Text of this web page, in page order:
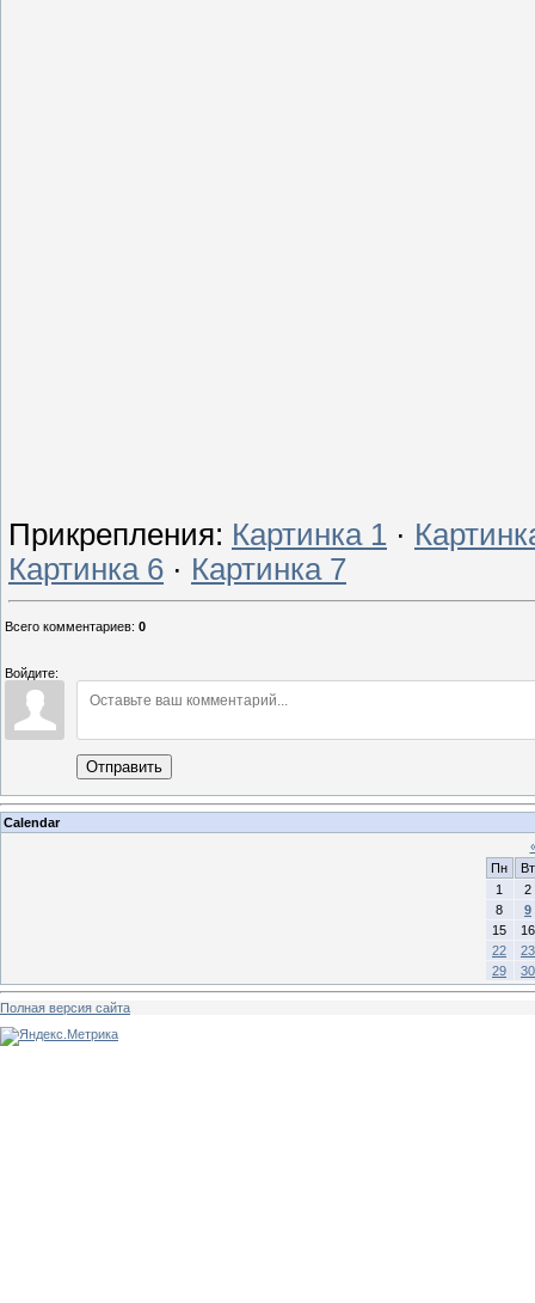
Прикрепления: Картинка 1 ·
Картинка 6 · Картинка 7
Всего комментариев: 0
Войдите:
Отправить
Calendar
Пн
Вт
1
2
8
9
15
16
22
23
29
30
Полная версия сайта